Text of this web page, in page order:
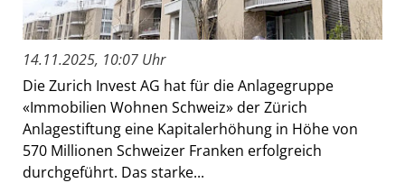
14.11.2025, 10:07 Uhr
Die Zurich Invest AG hat für die Anlagegruppe
«Immobilien Wohnen Schweiz» der Zürich
Anlagestiftung eine Kapitalerhöhung in Höhe von
570 Millionen Schweizer Franken erfolgreich
durchgeführt. Das starke...